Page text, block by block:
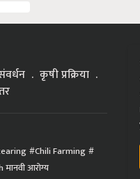
कृषी प्रक्रिया
Chili Farming
मानवी आरोग्य